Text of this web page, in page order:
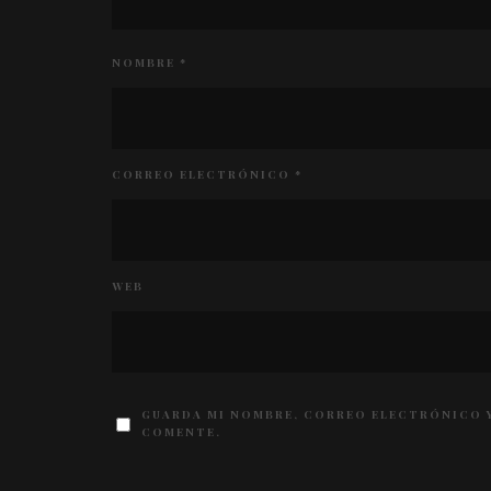
NOMBRE *
CORREO ELECTRÓNICO *
WEB
GUARDA MI NOMBRE, CORREO ELECTRÓNICO
COMENTE.